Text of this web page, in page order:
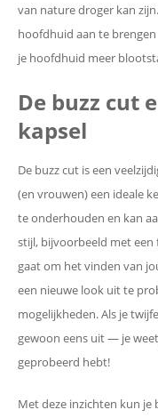
van nature droger kan
hoofdhuid aan te
je hoofdhuid meer
De buzz cut
kapsel
De buzz cut is een
(en vrouwen) een ideale
te onderhouden en kan
stijl, bijvoorbeeld met een
gaat om het vinden van
een nieuwe look uit te
mogelijkheden. Als je
gewoon eens uit — je
geprobeerd hebt!
Met deze inzichten kun je